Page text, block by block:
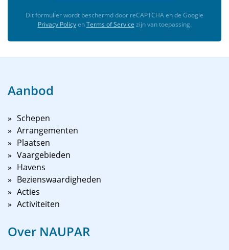
Dit formulier wordt beschermd door reCAPTCHA en de Google
Privacy PolicyenTerms of Service zijn van toepassing.
Aanbod
Schepen
Arrangementen
Plaatsen
Vaargebieden
Havens
Bezienswaardigheden
Acties
Activiteiten
Over NAUPAR